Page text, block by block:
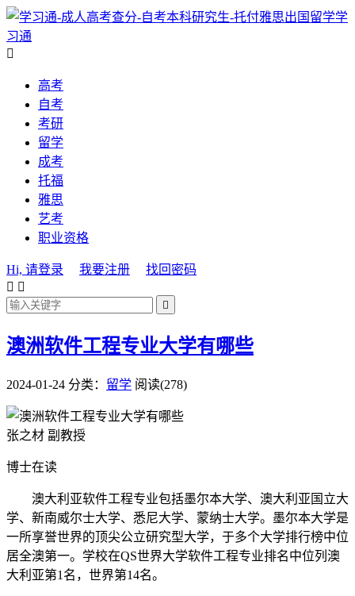
学
习通

高考
自考
考研
留学
成考
托福
雅思
艺考
职业资格
Hi, 请登录 我要注册
找回密码
 

澳洲软件工程专业大学有哪些
2024-01-24 分类： 留学 阅读(278)
张之材 副教授
博士在读
澳大利亚软件工程专业包括墨尔本大学、澳大利亚国立大
学、新南威尔士大学、悉尼大学、蒙纳士大学。墨尔本大学是
一所享誉世界的顶尖公立研究型大学，于多个大学排行榜中位
居全澳第一。学校在QS世界大学软件工程专业排名中位列澳
大利亚第1名，世界第14名。